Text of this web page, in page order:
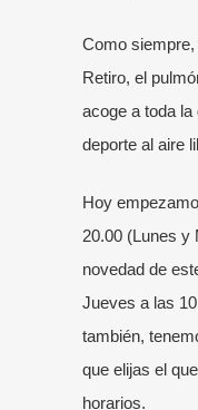
Como
Retiro, el
acoge a toda la
deporte al aire
Hoy
20.00 (Lunes y
novedad de
Jueves a las
también,
que elijas el
horarios.